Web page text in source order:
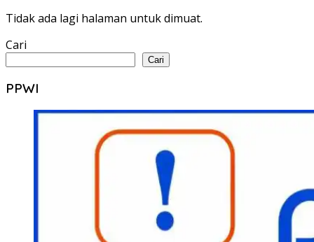
Tidak ada lagi halaman untuk dimuat.
Cari
Cari
PPWI